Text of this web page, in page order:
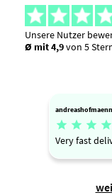
Unsere Nutzer
Ø mit 4,9von 5
andreashofmaenn
   
Very fast